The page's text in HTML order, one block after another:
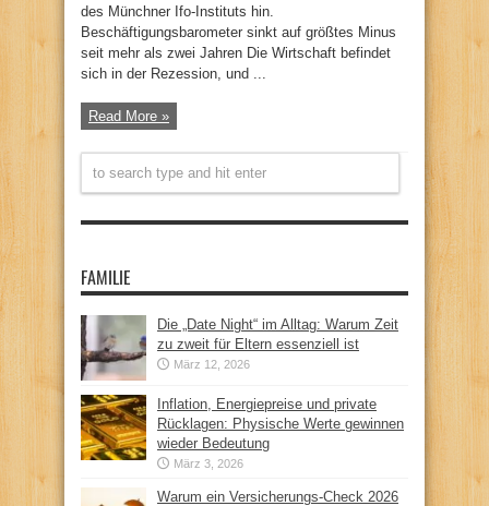
des Münchner Ifo-Instituts hin.
Beschäftigungsbarometer sinkt auf größtes Minus
seit mehr als zwei Jahren Die Wirtschaft befindet
sich in der Rezession, und ...
Read More »
FAMILIE
Die „Date Night“ im Alltag: Warum Zeit
zu zweit für Eltern essenziell ist
März 12, 2026
Inflation, Energiepreise und private
Rücklagen: Physische Werte gewinnen
wieder Bedeutung
März 3, 2026
Warum ein Versicherungs-Check 2026